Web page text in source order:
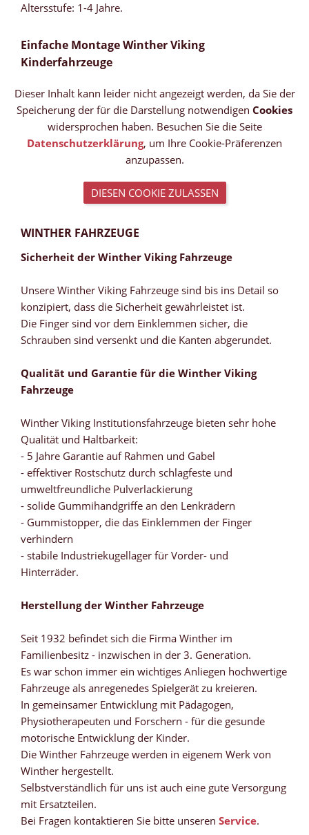
Altersstufe: 1-4 Jahre.
Einfache Montage Winther Viking
Kinderfahrzeuge
Dieser Inhalt kann leider nicht angezeigt werden, da Sie der
Speicherung der für die Darstellung notwendigen Cookies
widersprochen haben. Besuchen Sie die Seite
Datenschutzerklärung, um Ihre Cookie-Präferenzen
anzupassen.
DIESEN COOKIE ZULASSEN
WINTHER FAHRZEUGE
Sicherheit der Winther Viking Fahrzeuge
Unsere Winther Viking Fahrzeuge sind bis ins Detail so
konzipiert, dass die Sicherheit gewährleistet ist.
Die Finger sind vor dem Einklemmen sicher, die
Schrauben sind versenkt und die Kanten abgerundet.
Qualität und Garantie für die Winther Viking
Fahrzeuge
Winther Viking Institutionsfahrzeuge bieten sehr hohe
Qualität und Haltbarkeit:
- 5 Jahre Garantie auf Rahmen und Gabel
- effektiver Rostschutz durch schlagfeste und
umweltfreundliche Pulverlackierung
- solide Gummihandgriffe an den Lenkrädern
- Gummistopper, die das Einklemmen der Finger
verhindern
- stabile Industriekugellager für Vorder- und
Hinterräder.
Herstellung der Winther Fahrzeuge
Seit 1932 befindet sich die Firma Winther im
Familienbesitz - inzwischen in der 3. Generation.
Es war schon immer ein wichtiges Anliegen hochwertige
Fahrzeuge als anregenedes Spielgerät zu kreieren.
In gemeinsamer Entwicklung mit Pädagogen,
Physiotherapeuten und Forschern - für die gesunde
motorische Entwicklung der Kinder.
Die Winther Fahrzeuge werden in eigenem Werk von
Winther hergestellt.
Selbstverständlich für uns ist auch eine gute Versorgung
mit Ersatzteilen.
Bei Fragen kontaktieren Sie bitte unseren Service.